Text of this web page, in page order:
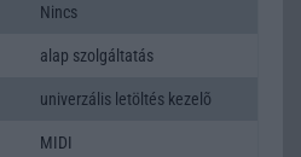
Nincs
alap szolgáltatás
univerzális letöltés kezelõ
MIDI